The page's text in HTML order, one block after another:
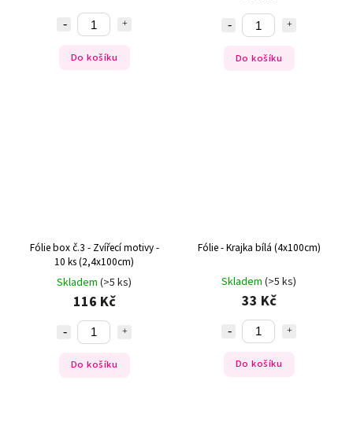
Do košíku Do košíku
Fólie box č.3 - Zvířecí motivy -
10 ks (2,4x100cm)
Skladem (>5 ks)
116 Kč
Do košíku
Fólie - Krajka bílá (4x100cm)
Skladem (>5 ks)
33 Kč
Do košíku